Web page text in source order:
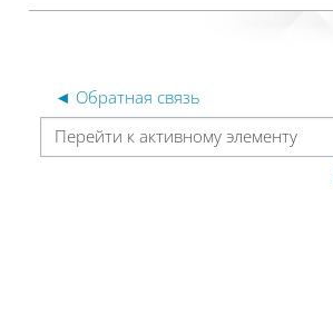
◄ Обратная связь
Перейти к активному элементу